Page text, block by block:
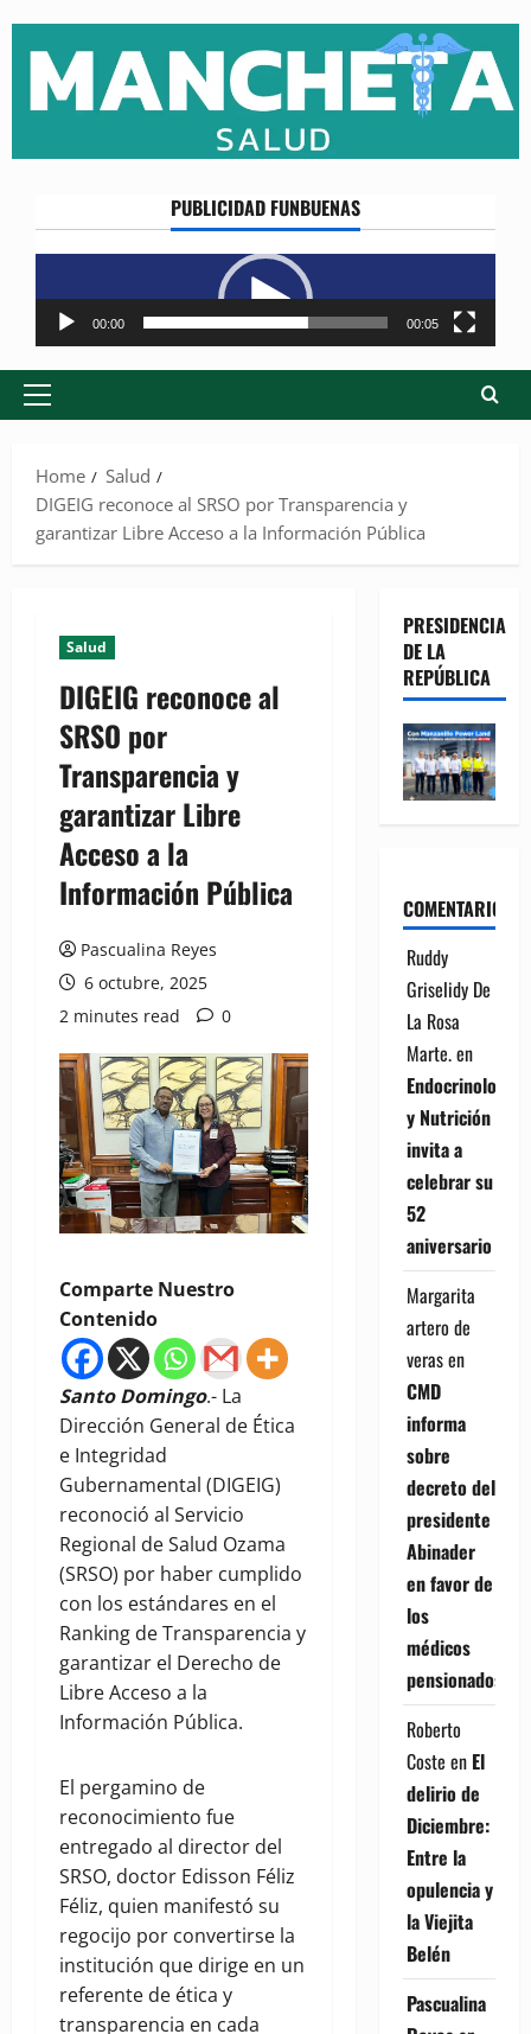
content
PUBLICIDAD FUNBUENAS
Reproductor
de
vídeo
00:00 00:05
Primary
Home
Salud
DIGEIG reconoce al SRSO por Transparencia y
garantizar Libre Acceso a la Información Pública
Salud
DIGEIG reconoce al
SRSO por
Transparencia y
garantizar Libre
Acceso a la
Información Pública
Pascualina Reyes
6 octubre, 2025
2 minutes read
0
Comparte Nuestro
Contenido
Santo Domingo.- La
Dirección General de Ética
e Integridad
Gubernamental (DIGEIG)
reconoció al Servicio
Regional de Salud Ozama
(SRSO) por haber cumplido
con los estándares en el
Ranking de Transparencia y
garantizar el Derecho de
Libre Acceso a la
Información Pública.
El pergamino de
reconocimiento fue
entregado al director del
SRSO, doctor Edisson Féliz
Féliz, quien manifestó su
regocijo por convertirse la
institución que dirige en un
referente de ética y
transparencia en cada
PRESIDENCIA
DE LA
REPÚBLICA
COMENTARIOS
Ruddy
Griselidy De
La Rosa
Marte.en
Endocrinología
y Nutrición
invita a
celebrar su
52
aniversario
Margarita
artero de
verasen
CMD
informa
sobre
decreto del
presidente
Abinader
en favor de
los
médicos
pensionados
Roberto
Coste en El
delirio de
Diciembre:
Entre la
opulencia y
la Viejita
Belén
Pascualina